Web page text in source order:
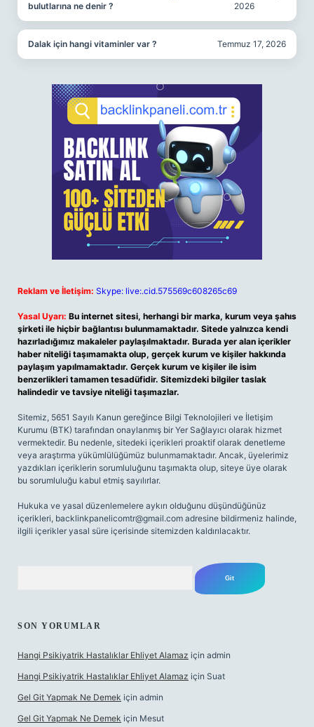
bulutlarına ne denir ?
2026
Dalak için hangi vitaminler var ? Temmuz 17, 2026
Reklam ve İletişim: Skype: live:.cid.575569c608265c69
Yasal Uyarı: Bu internet sitesi, herhangi bir marka, kurum veya şahıs
şirketi ile hiçbir bağlantısı bulunmamaktadır. Sitede yalnızca kendi
hazırladığımız makaleler paylaşılmaktadır. Burada yer alan içerikler
haber niteliği taşımamakta olup, gerçek kurum ve kişiler hakkında
paylaşım yapılmamaktadır. Gerçek kurum ve kişiler ile isim
benzerlikleri tamamen tesadüfidir. Sitemizdeki bilgiler taslak
halindedir ve tavsiye niteliği taşımazlar.
Sitemiz, 5651 Sayılı Kanun gereğince Bilgi Teknolojileri ve İletişim
Kurumu (BTK) tarafından onaylanmış bir Yer Sağlayıcı olarak hizmet
vermektedir. Bu nedenle, sitedeki içerikleri proaktif olarak denetleme
veya araştırma yükümlülüğümüz bulunmamaktadır. Ancak, üyelerimiz
yazdıkları içeriklerin sorumluluğunu taşımakta olup, siteye üye olarak
bu sorumluluğu kabul etmiş sayılırlar.
Hukuka ve yasal düzenlemelere aykırı olduğunu düşündüğünüz
içerikleri, backlinkpanelicomtr@gmail.com adresine bildirmeniz halinde,
ilgili içerikler yasal süre içerisinde sitemizden kaldırılacaktır.
SON YORUMLAR
Hangi Psikiyatrik Hastalıklar Ehliyet Alamaz için admin
Hangi Psikiyatrik Hastalıklar Ehliyet Alamaz için Suat
Gel Git Yapmak Ne Demek için admin
Gel Git Yapmak Ne Demek için Mesut